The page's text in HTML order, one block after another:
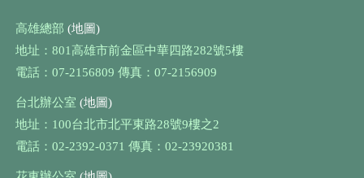
高雄總部 (地圖)
地址：801高雄市前金區中華四路282號5樓
電話：07-2156809 傳真：07-2156909
台北辦公室 (地圖)
地址：100台北市北平東路28號9樓之2
電話：02-2392-0371 傳真：02-23920381